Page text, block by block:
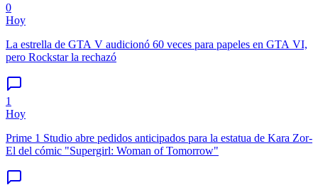
0
Hoy
La estrella de GTA V audicionó 60 veces para papeles en GTA VI,
pero Rockstar la rechazó
1
Hoy
Prime 1 Studio abre pedidos anticipados para la estatua de Kara Zor-
El del cómic "Supergirl: Woman of Tomorrow"